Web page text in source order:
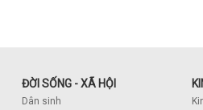
ĐỜI SỐNG - XÃ HỘI
Dân sinh